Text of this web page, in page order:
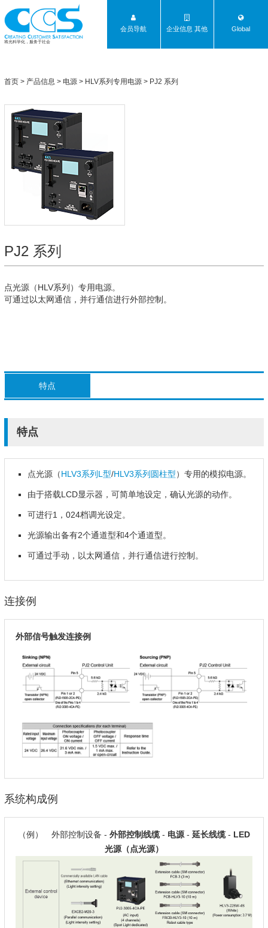
将光科学化，服务于社会
会员导航 企业信息 其他 Global
首页 > 产品信息 > 电源 > HLV系列专用电源 > PJ2 系列
PJ2 系列
点光源（HLV系列）专用电源。
可通过以太网通信，并行通信进行外部控制。
特点
特点
点光源（HLV3系列L型/HLV3系列圆柱型）专用的模拟电源。
由于搭载LCD显示器，可简单地设定，确认光源的动作。
可进行1，024档调光设定。
光源输出备有2个通道型和4个通道型。
可通过手动，以太网通信，并行通信进行控制。
连接例
外部信号触发连接例
系统构成例
（例） 外部控制设备 - 外部控制线缆- 电源 - 延长线缆- LED
光源（点光源）